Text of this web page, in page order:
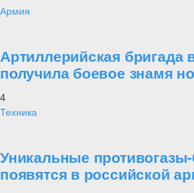
Армия
Артиллерийская бригада
получила боевое знамя
4
Техника
Уникальные
появятся в российской